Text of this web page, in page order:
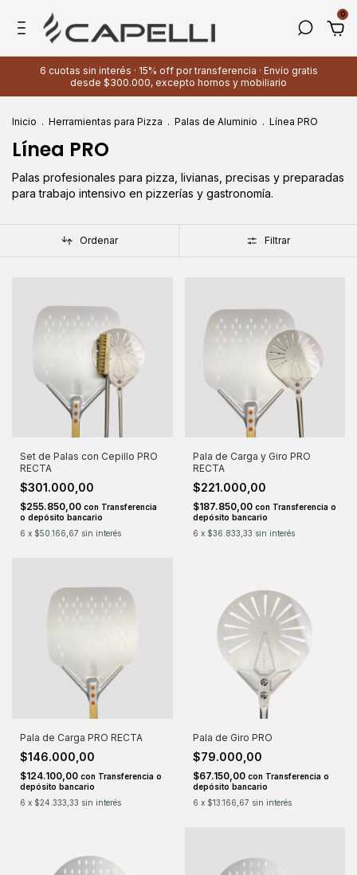
0
6 cuotas sin interés · 15% off por transferencia · Envío gratis
desde $300.000, excepto hornos y mobiliario
Inicio . Herramientas para Pizza . Palas de Aluminio . Línea PRO
Línea PRO
Palas profesionales para pizza, livianas, precisas y preparadas
para trabajo intensivo en pizzerías y gastronomía.
Ordenar Filtrar
Set de Palas con Cepillo PRO
RECTA
$301.000,00
$255.850,00 con Transferencia
o depósito bancario
6 x $50.166,67 sin interés
Pala de Carga y Giro PRO
RECTA
$221.000,00
$187.850,00 con Transferencia o
depósito bancario
6 x $36.833,33 sin interés
Pala de Carga PRO RECTA
$146.000,00
$124.100,00 con Transferencia o
depósito bancario
6 x $24.333,33 sin interés
Pala de Giro PRO
$79.000,00
$67.150,00 con Transferencia o
depósito bancario
6 x $13.166,67 sin interés